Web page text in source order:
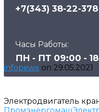
+7(343) 38-22-378
Часы Работы:
ПН - ПТ 09:00 -
infopewx on 29.05.2021
Электродвигатель